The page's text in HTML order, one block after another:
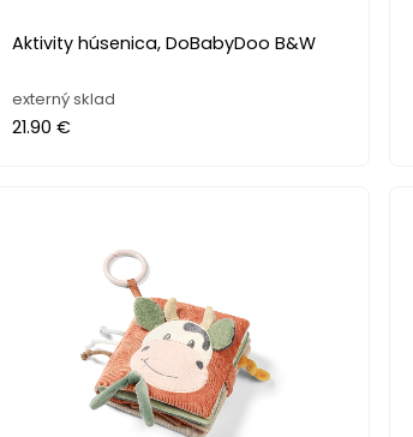
Aktivity húsenica, DoBabyDoo B&W
externý sklad
21.90 €